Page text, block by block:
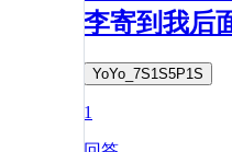
李寄到我后
YoYo_7S1S5P1S
1